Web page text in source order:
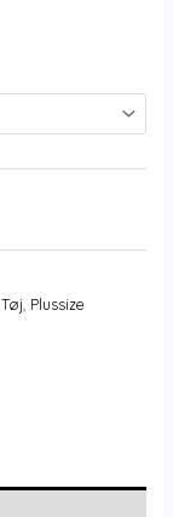
Tøj Plussize